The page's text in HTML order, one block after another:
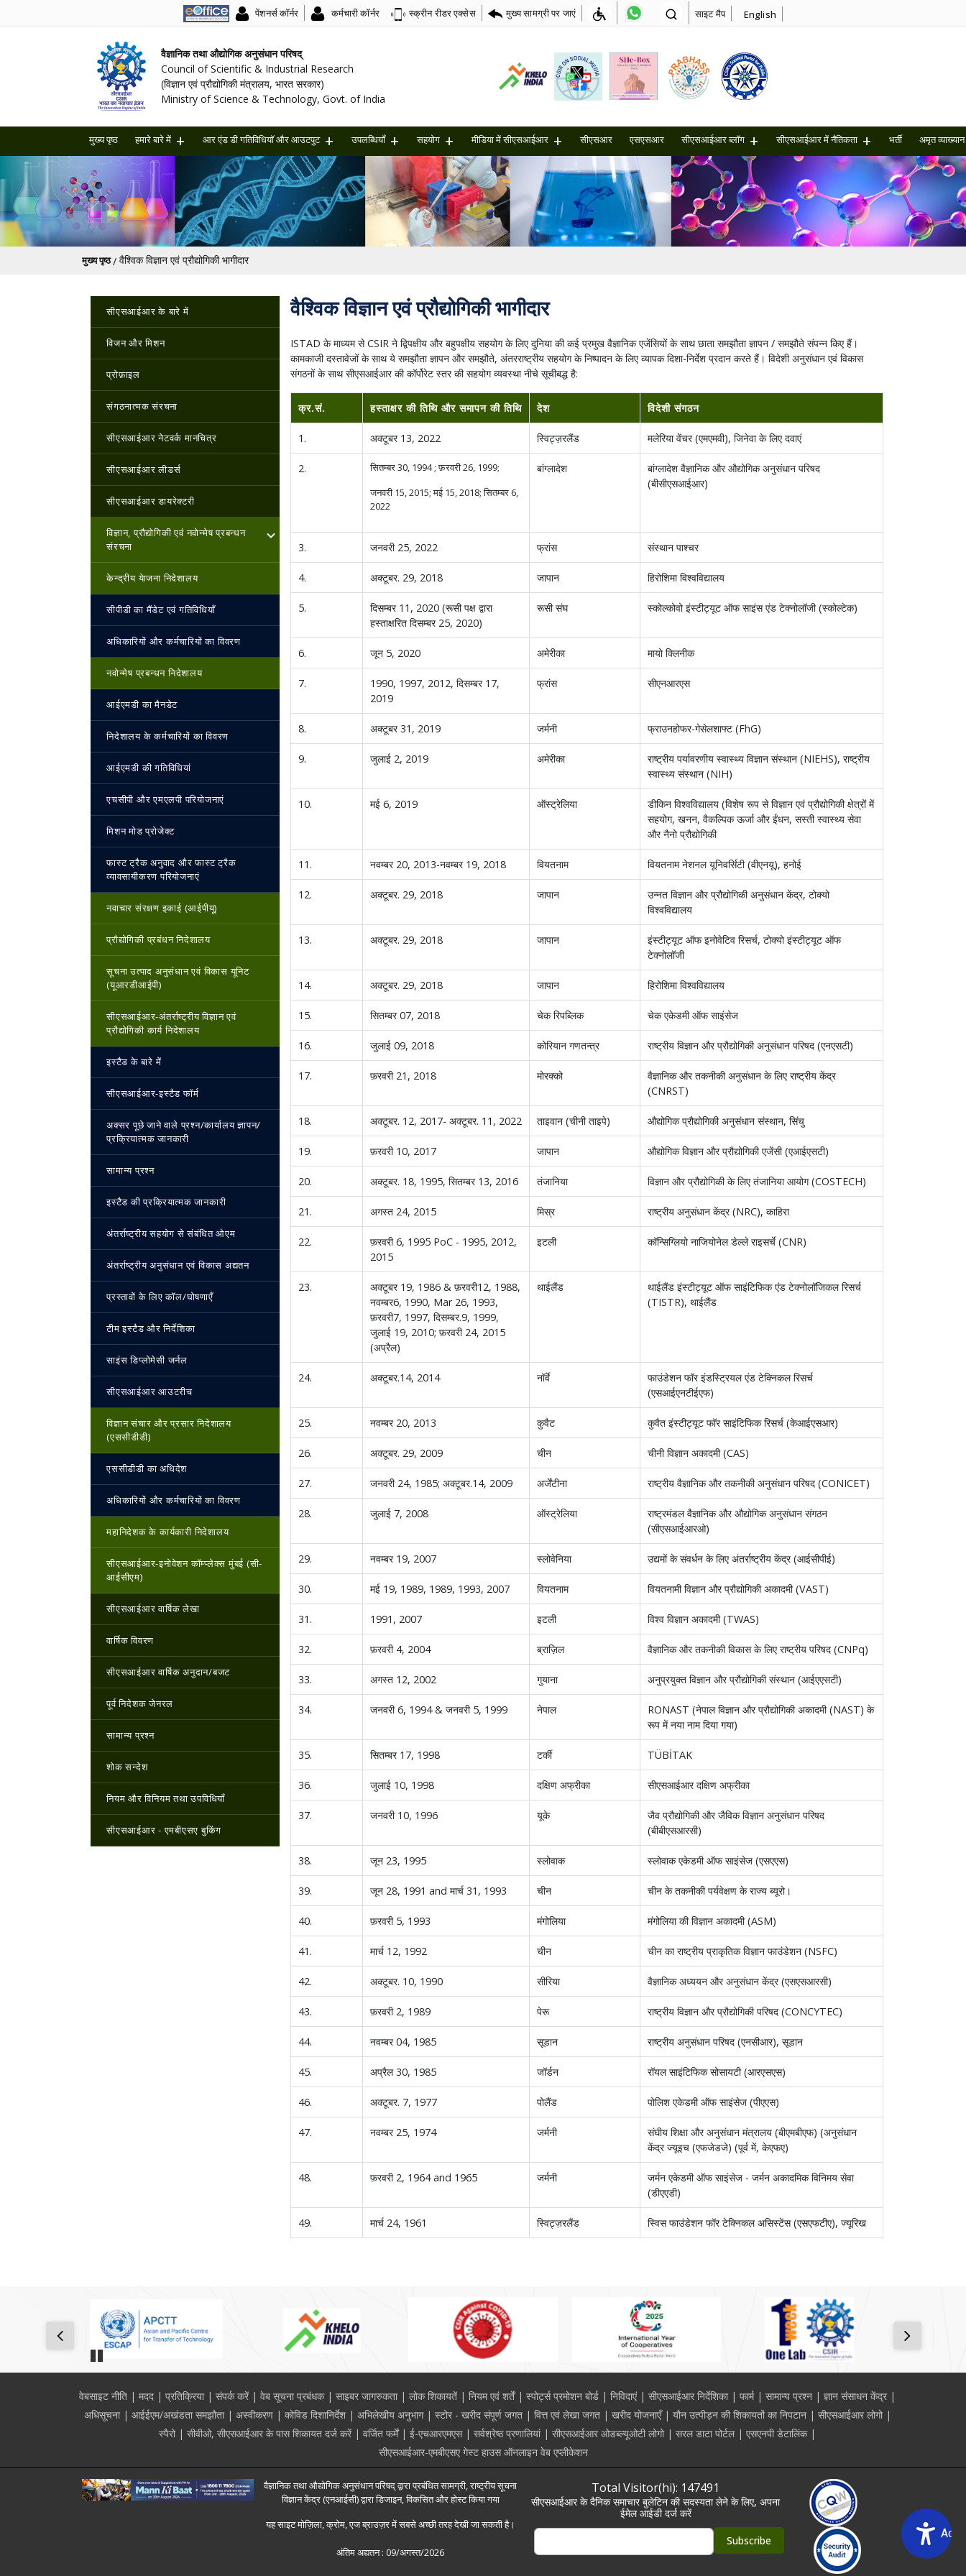
पेंशनर्स कॉर्नर कर्मचारी कॉर्नर स्क्रीन रीडर एक्सेस मुख्य सामग्री पर जाएं साइट मैप English
वैज्ञानिक तथा औद्योगिक अनुसंधान परिषद्
Council of Scientific & Industrial Research
(विज्ञान एवं प्रौद्योगिकी मंत्रालय, भारत सरकार)
Ministry of Science & Technology, Govt. of India
मुख्य पृष्ठ हमारे बारे में आर एंड डी गतिविधियॉ और आउटपुट उपलब्धियाँ सहयोग मीडिया में सीएसआईआर सीएसआर एसएसआर सीएसआईआर ब्लॉग सीएसआईआर में नैतिकता भर्ती अमृत ​​व्याख्यान
पग चिन्ह
मुख्य पृष्ठ वैश्विक विज्ञान एवं प्रौद्योगिकी भागीदार
Main navigation
सीएसआईआर के बारे में
विजन और मिशन
प्रोफ़ाइल
संगठनात्मक संरचना
सीएसआईआर नेटवर्क मानचित्र
सीएसआईआर लीडर्स
सीएसआईआर डायरेक्टरी
विज्ञान, प्रौद्योगिकी एवं नवोन्‍मेष प्रबन्‍धन
संरचना
केन्‍द्रीय येाजना निदेशालय
सीपीडी का मैंडेट एवं गतिविधियाँ
अधिकारियों और कर्मचारियों का विवरण
नवोन्‍मेष प्रबन्‍धन निदेशालय
आईएमडी का मैनडेट
निदेशालय के कर्मचारियों का विवरण
आईएमडी की गतिविधियां
एचसीपी और एमएलपी परियोजनाएं
मिशन मोड प्रोजेक्ट
फास्ट ट्रैक अनुवाद और फास्ट ट्रैक
व्यावसायीकरण परियोजनाएं
नवाचार संरक्षण इकाई (आईपीयू)
प्रौद्योगिकी प्रबंधन निदेशालय
सूचना उत्पाद अनुसंधान एवं विकास यूनिट
(यूआरडीआईपी)
सीएसआईआर-अंतर्राष्‍ट्रीय विज्ञान एवं
प्रौद्योगिकी कार्य निदेशालय
इस्‍टैड के बारे में
सीएसआईआर-इस्‍टैड फॉर्म
अक्सर पूछे जाने वाले प्रश्न/कार्यालय ज्ञापन/
प्रक्रियात्मक जानकारी
सामान्य प्रश्न
इस्‍टैड की प्रक्रियात्मक जानकारी
अंतर्राष्ट्रीय सहयोग से संबंधित ओएम
अंतर्राष्ट्रीय अनुसंधान एवं विकास अद्यतन
प्रस्तावों के लिए कॉल/घोषणाएँ
टीम इस्‍टैड और निर्देशिका
साइंस डिप्लोमेसी जर्नल
सीएसआईआर आउटरीच
विज्ञान संचार और प्रसार निदेशालय
(एससीडीडी)
एससीडीडी का अधिदेश
अधिकारियों और कर्मचारियों का विवरण
महानिदेशक के कार्यकारी निदेशालय
सीएसआईआर-इनोवेशन कॉम्प्लेक्स मुंबई (सी-
आईसीएम)
सीएसआईआर वार्षिक लेखा
वार्षिक विवरण
सीएसआईआर वार्षिक अनुदान/बजट
पूर्व निदेशक जेनरल
सामान्य प्रश्न
शोक सन्देश
नियम और विनियम तथा उपविधियाँ
सीएसआईआर - एमबीएसए बुकिंग
वैश्विक विज्ञान एवं प्रौद्योगिकी भागीदार
ISTAD के माध्यम से CSIR ने द्विपक्षीय और बहुपक्षीय सहयोग के लिए दुनिया की कई प्रमुख वैज्ञानिक एजेंसियों के साथ छाता समझौता ज्ञापन / समझौते संपन्न किए हैं।
कामकाजी दस्तावेजों के साथ ये समझौता ज्ञापन और समझौते, अंतरराष्ट्रीय सहयोग के निष्पादन के लिए व्यापक दिशा-निर्देश प्रदान करते हैं। विदेशी अनुसंधान एवं विकास
संगठनों के साथ सीएसआईआर की कॉर्पोरेट स्तर की सहयोग व्यवस्था नीचे सूचीबद्ध है:
क्र.सं. हस्ताक्षर की तिथि और समापन की तिथि देश विदेशी संगठन
1. अक्टूबर 13, 2022 स्विट्ज़रलैंड मलेरिया वेंचर (एमएमवी), जिनेवा के लिए दवाएं
2.
सितम्बर 30, 1994 ; फ़रवरी 26, 1999;
जनवरी 15, 2015; मई 15, 2018; सितम्बर 6,
2022
बांग्लादेश
बांग्लादेश वैज्ञानिक और औद्योगिक अनुसंधान परिषद
(बीसीएसआईआर)
3. जनवरी 25, 2022 फ्रांस संस्थान पाश्चर
4. अक्टूबर. 29, 2018 जापान हिरोशिमा विश्वविद्यालय
5.
दिसम्बर 11, 2020 (रूसी पक्ष द्वारा
हस्ताक्षरित दिसम्बर 25, 2020)
रूसी संघ स्कोल्कोवो इंस्टीट्यूट ऑफ साइंस एंड टेक्नोलॉजी (स्कोल्टेक)
6. जून 5, 2020 अमेरीका मायो क्लिनीक
7.
1990, 1997, 2012, दिसम्बर 17,
2019
फ्रांस सीएनआरएस
8. अक्टूबर 31, 2019 जर्मनी फ्राउनहोफर-गेसेलशाफ्ट (FhG)
9. जुलाई 2, 2019 अमेरीका
राष्ट्रीय पर्यावरणीय स्वास्थ्य विज्ञान संस्थान (NIEHS), राष्ट्रीय
स्वास्थ्य संस्थान (NIH)
10. मई 6, 2019 ऑस्ट्रेलिया
डीकिन विश्वविद्यालय (विशेष रूप से विज्ञान एवं प्रौद्योगिकी क्षेत्रों में
सहयोग, खनन, वैकल्पिक ऊर्जा और ईंधन, सस्ती स्वास्थ्य सेवा
और नैनो प्रौद्योगिकी
11. नवम्बर 20, 2013-नवम्बर 19, 2018 वियतनाम वियतनाम नेशनल यूनिवर्सिटी (वीएनयू), हनोई
12. अक्टूबर. 29, 2018 जापान
उन्नत विज्ञान और प्रौद्योगिकी अनुसंधान केंद्र, टोक्यो
विश्वविद्यालय
13. अक्टूबर. 29, 2018 जापान
इंस्टीट्यूट ऑफ इनोवेटिव रिसर्च, टोक्यो इंस्टीट्यूट ऑफ
टेक्नोलॉजी
14. अक्टूबर. 29, 2018 जापान हिरोशिमा विश्वविद्यालय
15. सितम्बर 07, 2018 चेक रिपब्लिक चेक एकेडमी ऑफ साइंसेज
16. जुलाई 09, 2018 कोरियान गणतन्त्र राष्ट्रीय विज्ञान और प्रौद्योगिकी अनुसंधान परिषद (एनएसटी)
17. फ़रवरी 21, 2018 मोरक्को
वैज्ञानिक और तकनीकी अनुसंधान के लिए राष्ट्रीय केंद्र
(CNRST)
18. अक्टूबर. 12, 2017- अक्टूबर. 11, 2022 ताइवान (चीनी ताइपे) औद्योगिक प्रौद्योगिकी अनुसंधान संस्थान, सिंचु
19. फ़रवरी 10, 2017 जापान औद्योगिक विज्ञान और प्रौद्योगिकी एजेंसी (एआईएसटी)
20. अक्टूबर. 18, 1995, सितम्बर 13, 2016 तंजानिया विज्ञान और प्रौद्योगिकी के लिए तंजानिया आयोग (COSTECH)
21. अगस्त 24, 2015 मिस्र राष्ट्रीय अनुसंधान केंद्र (NRC), काहिरा
22.
फ़रवरी 6, 1995 PoC - 1995, 2012,
2015
इटली कॉन्सिग्लियो नाजियोनेल डेल्ले राइसर्चे (CNR)
23.
अक्टूबर 19, 1986 & फ़रवरी12, 1988,
नवम्बर6, 1990, Mar 26, 1993,
फ़रवरी7, 1997, दिसम्बर.9, 1999,
जुलाई 19, 2010; फ़रवरी 24, 2015
(अप्रैल)
थाईलैंड
थाईलैंड इंस्टीट्यूट ऑफ साइंटिफिक एंड टेक्नोलॉजिकल रिसर्च
(TISTR), थाईलैंड
24. अक्टूबर.14, 2014 नॉर्वे
फाउंडेशन फॉर इंडस्ट्रियल एंड टेक्निकल रिसर्च
(एसआईएनटीईएफ)
25. नवम्बर 20, 2013 कुवैट कुवैत इंस्टीट्यूट फॉर साइंटिफिक रिसर्च (केआईएसआर)
26. अक्टूबर. 29, 2009 चीन चीनी विज्ञान अकादमी (CAS)
27. जनवरी 24, 1985; अक्टूबर.14, 2009 अर्जेंटीना राष्ट्रीय वैज्ञानिक और तकनीकी अनुसंधान परिषद (CONICET)
28. जुलाई 7, 2008 ऑस्ट्रेलिया
राष्ट्रमंडल वैज्ञानिक और औद्योगिक अनुसंधान संगठन
(सीएसआईआरओ)
29. नवम्बर 19, 2007 स्लोवेनिया उद्यमों के संवर्धन के लिए अंतर्राष्ट्रीय केंद्र (आईसीपीई)
30. मई 19, 1989, 1989, 1993, 2007 वियतनाम वियतनामी विज्ञान और प्रौद्योगिकी अकादमी (VAST)
31. 1991, 2007 इटली विश्व विज्ञान अकादमी (TWAS)
32. फ़रवरी 4, 2004 ब्राज़िल वैज्ञानिक और तकनीकी विकास के लिए राष्ट्रीय परिषद (CNPq)
33. अगस्त 12, 2002 गुयाना अनुप्रयुक्त विज्ञान और प्रौद्योगिकी संस्थान (आईएएसटी)
34. जनवरी 6, 1994 & जनवरी 5, 1999 नेपाल
RONAST (नेपाल विज्ञान और प्रौद्योगिकी अकादमी (NAST) के
रूप में नया नाम दिया गया)
35. सितम्बर 17, 1998 टर्की TÜBİTAK
36. जुलाई 10, 1998 दक्षिण अफ्रीका सीएसआईआर दक्षिण अफ्रीका
37. जनवरी 10, 1996 यूके
जैव प्रौद्योगिकी और जैविक विज्ञान अनुसंधान परिषद
(बीबीएसआरसी)
38. जून 23, 1995 स्लोवाक स्लोवाक एकेडमी ऑफ साइंसेज (एसएएस)
39. जून 28, 1991 and मार्च 31, 1993 चीन चीन के तकनीकी पर्यवेक्षण के राज्य ब्यूरो।
40. फ़रवरी 5, 1993 मंगोलिया मंगोलिया की विज्ञान अकादमी (ASM)
41. मार्च 12, 1992 चीन चीन का राष्ट्रीय प्राकृतिक विज्ञान फाउंडेशन (NSFC)
42. अक्टूबर. 10, 1990 सीरिया वैज्ञानिक अध्ययन और अनुसंधान केंद्र (एसएसआरसी)
43. फ़रवरी 2, 1989 पेरू राष्ट्रीय विज्ञान और प्रौद्योगिकी परिषद (CONCYTEC)
44. नवम्बर 04, 1985 सूडान राष्ट्रीय अनुसंधान परिषद (एनसीआर), सूडान
45. अप्रैल 30, 1985 जॉर्डन रॉयल साइंटिफिक सोसायटी (आरएसएस)
46. अक्टूबर. 7, 1977 पोलैंड पोलिश एकेडमी ऑफ साइंसेज (पीएएस)
47. नवम्बर 25, 1974 जर्मनी
संघीय शिक्षा और अनुसंधान मंत्रालय (बीएमबीएफ) (अनुसंधान
केंद्र ज्यूइच (एफजेडजे) (पूर्व में, केएफए)
48. फ़रवरी 2, 1964 and 1965 जर्मनी
जर्मन एकेडमी ऑफ साइंसेज - जर्मन अकादमिक विनिमय सेवा
(डीएएडी)
49. मार्च 24, 1961 स्विट्ज़रलैंड स्विस फाउंडेशन फॉर टेक्निकल असिस्टेंस (एसएफटीए), ज्यूरिख
वेबसाइट नीति मदद प्रतिक्रिया संपर्क करें वेब सूचना प्रबंधक साइबर जागरुकता लोक शिकायतें नियम एवं शर्तें स्पोर्ट्स प्रमोशन बोर्ड निविदाएं सीएसआईआर निर्देशिका फार्म सामान्य प्रश्न
ज्ञान संसाधन केंद्र
अधिसूचना
आईईएम/अखंडता समझौता अस्वीकरण कोविड दिशानिर्देश अभिलेखीय अनुभाग स्टोर - खरीद संपूर्ण जगत वित्त एवं लेखा जगत खरीद योजनाएँ यौन उत्पीड़न की शिकायतों का निपटान
सीएसआईआर लोगो
स्पैरो
सीवीओ, सीएसआईआर के पास शिकायत दर्ज करें वर्जित फर्में ई-एचआरएमएस सर्वश्रेष्ठ प्रणालियां सीएसआईआर ओडब्ल्यूओटी लोगो सरल डाटा पोर्टल
एसएनपी डेटालिंक
सीएसआईआर-एमबीएसए गेस्ट हाउस ऑनलाइन वेब एप्लीकेशन
वैज्ञानिक तथा औद्योगिक अनुसंधान परिषद् द्वारा प्रबंधित सामग्री, राष्ट्रीय सूचना
विज्ञान केंद्र (एनआईसी) द्वारा डिजाइन, विकसित और होस्ट किया गया
यह साइट मोज़िला, क्रोम, एज ब्राउज़र में सबसे अच्छी तरह देखी जा सकती है।
अंतिम अद्यतन : 09/अगस्त/2026
Total Visitor(hi): 147491
सीएसआईआर के दैनिक समाचार बुलेटिन की सदस्यता लेने के लिए, अपना
ईमेल आईडी दर्ज करें